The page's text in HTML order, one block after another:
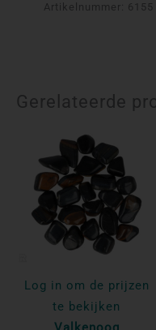
Artikelnummer: 6155
Gerelateerde
Log in om de prijzen
te bekijken